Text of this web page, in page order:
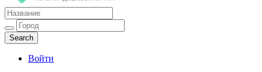
Каталог дешевых аптек
Войти